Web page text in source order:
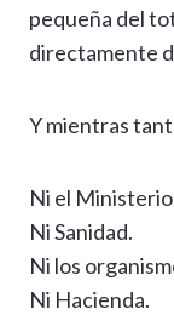
pequeña del
directamente
Y mientras
Ni el
Ni Sanidad.
Ni los
Ni Hacienda.